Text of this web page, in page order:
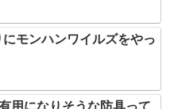
にモンハンワイルズをやっ
用になりそうな防具って